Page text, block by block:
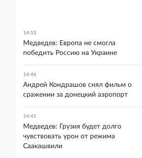
14:53
Медведев: Европа не смогла
победить Россию на Украине
14:46
Андрей Кондрашов снял фильм о
сражении за донецкий аэропорт
14:41
Медведев: Грузия будет долго
чувствовать урон от режима
Саакашвили